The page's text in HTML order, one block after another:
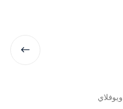
ويوفلاي